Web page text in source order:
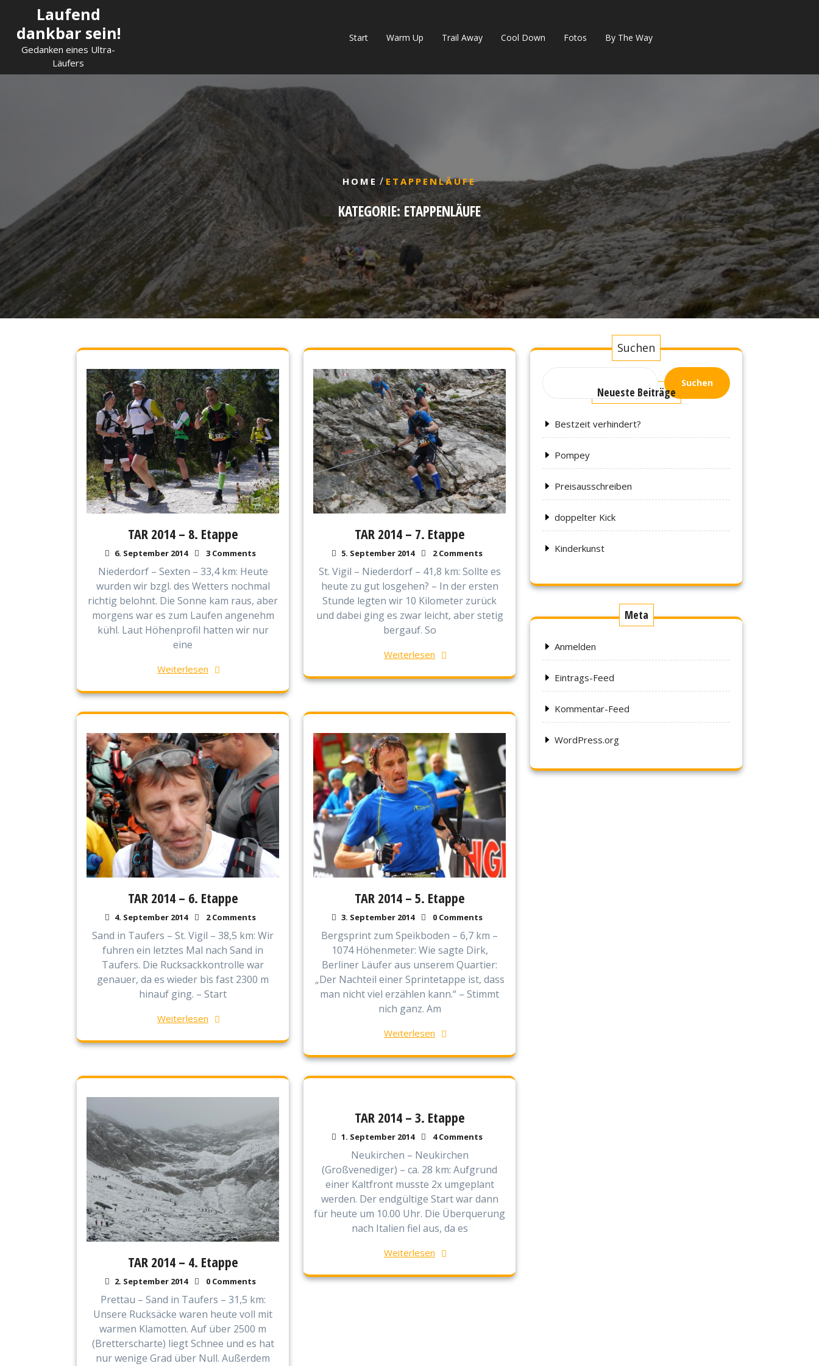
content
Laufend
dankbar sein!
Gedanken eines Ultra-
Läufers
Start Warm Up Trail Away Cool Down Fotos By The Way
HOME /ETAPPENLÄUFE
KATEGORIE:ETAPPENLÄUFE
TAR 2014 – 8. Etappe
6. September 2014 3 Comments
Niederdorf – Sexten – 33,4 km: Heute
wurden wir bzgl. des Wetters nochmal
richtig belohnt. Die Sonne kam raus, aber
morgens war es zum Laufen angenehm
kühl. Laut Höhenprofil hatten wir nur
eine
Weiterlesen
TAR 2014 – 7. Etappe
5. September 2014 2 Comments
St. Vigil – Niederdorf – 41,8 km: Sollte es
heute zu gut losgehen? – In der ersten
Stunde legten wir 10 Kilometer zurück
und dabei ging es zwar leicht, aber stetig
bergauf. So
Weiterlesen
TAR 2014 – 6. Etappe
4. September 2014 2 Comments
Sand in Taufers – St. Vigil – 38,5 km: Wir
fuhren ein letztes Mal nach Sand in
Taufers. Die Rucksackkontrolle war
genauer, da es wieder bis fast 2300 m
hinauf ging. – Start
Weiterlesen
TAR 2014 – 5. Etappe
3. September 2014 0 Comments
Bergsprint zum Speikboden – 6,7 km –
1074 Höhenmeter: Wie sagte Dirk,
Berliner Läufer aus unserem Quartier:
„Der Nachteil einer Sprintetappe ist, dass
man nicht viel erzählen kann.“ – Stimmt
nich ganz. Am
Weiterlesen
TAR 2014 – 4. Etappe
2. September 2014 0 Comments
Prettau – Sand in Taufers – 31,5 km:
Unsere Rucksäcke waren heute voll mit
warmen Klamotten. Auf über 2500 m
(Bretterscharte) liegt Schnee und es hat
nur wenige Grad über Null. Außerdem
TAR 2014 – 3. Etappe
1. September 2014 4 Comments
Neukirchen – Neukirchen
(Großvenediger) – ca. 28 km: Aufgrund
einer Kaltfront musste 2x umgeplant
werden. Der endgültige Start war dann
für heute um 10.00 Uhr. Die Überquerung
nach Italien fiel aus, da es
Weiterlesen
Suchen
Suchen
Neueste Beiträge
Bestzeit verhindert?
Pompey
Preisausschreiben
doppelter Kick
Kinderkunst
Meta
Anmelden
Eintrags-Feed
Kommentar-Feed
WordPress.org